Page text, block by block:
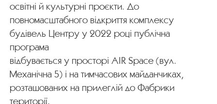
освітні й культурні проєкти. До
повномасштабного відкриття комплексу
будівель Центру у 2022 році публічна
програма
відбувається у просторі AIR Space (вул.
Механічна 5) і на тимчасових майданчиках,
розташованих на прилеглій до Фабрики
території.